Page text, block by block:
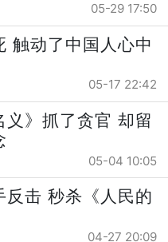
05-29 17:50
触动了中国人心中
05-17 22:42
义》抓了贪官 却留
05-04 10:05
反击 秒杀《人民的
04-27 20:09